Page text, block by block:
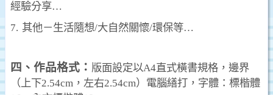
經驗分享…
7. 其他－生活隨想/大自然關懷/環保等…
四、作品格式： 版面設定以A4直式橫書規格，邊界
（上下2.54cm ，左右2.54cm）電腦繕打，字體：標楷體